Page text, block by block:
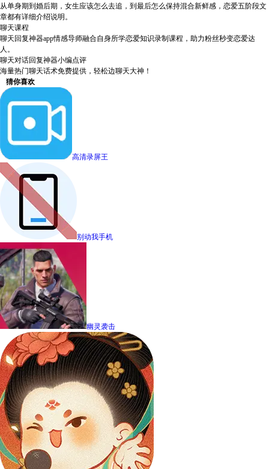
从单身期到婚后期，女生应该怎么去追，到最后怎么保持混合新鲜感，恋爱五阶段文
章都有详细介绍说明。
聊天课程
聊天回复神器app情感导师融合自身所学恋爱知识录制课程，助力粉丝秒变恋爱达
人。
聊天对话回复神器小编点评
海量热门聊天话术免费提供，轻松边聊天大神！
猜你喜欢
高清录屏王
别动我手机
幽灵袭击